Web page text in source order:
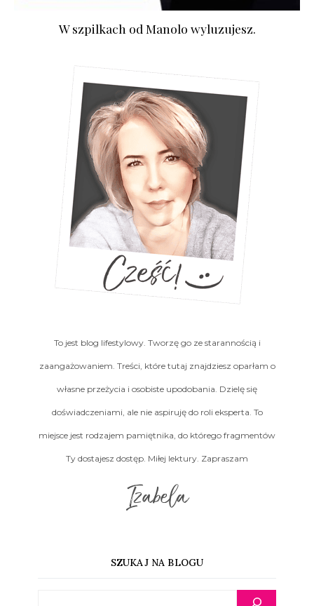
W szpilkach od Manolo wyluzujesz.
To jest blog lifestylowy. Tworzę go ze starannością i
zaangażowaniem. Treści, które tutaj znajdziesz oparłam o
własne przeżycia i osobiste upodobania. Dzielę się
doświadczeniami, ale nie aspiruję do roli eksperta. To
miejsce jest rodzajem pamiętnika, do którego fragmentów
Ty dostajesz dostęp. Miłej lektury. Zapraszam
Izabela
SZUKAJ NA BLOGU